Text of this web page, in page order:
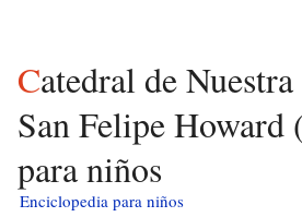
Catedral de Nuestra Señora y
San Felipe
para niños
Enciclopedia para niños